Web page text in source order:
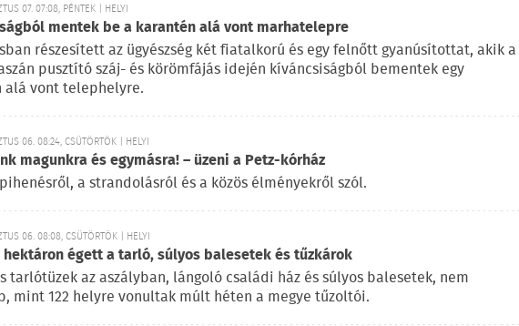
07. 07:08, PÉNTEK | HELYI
mentek be a karantén alá vont marhatelepre
részesített az ügyészség két fiatalkorú és egy felnőtt gyanúsítottat, akik a
pusztító száj- és körömfájás idején kíváncsiságból bementek egy
alá vont telephelyre.
06. 08:24, CSÜTÖRTÖK | HELYI
magunkra és egymásra! – üzeni a Petz-kórház
a strandolásról és a közös élményekről szól.
06. 08:08, CSÜTÖRTÖK | HELYI
hektáron égett a tarló, súlyos balesetek és tűzkárok
tarlótüzek az aszályban, lángoló családi ház és súlyos balesetek, nem
mint 122 helyre vonultak múlt héten a megye tűzoltói.